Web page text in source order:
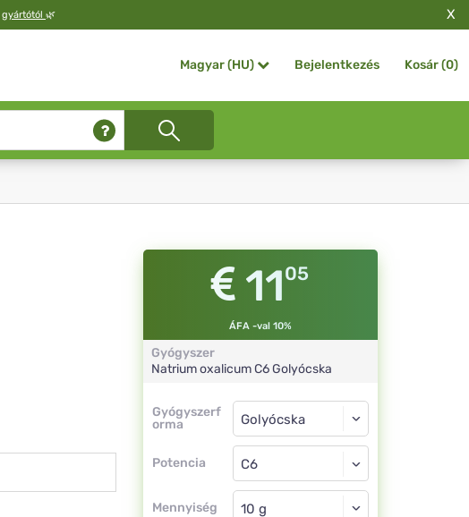
gyártótól 🌿 X
Magyar (HU) Bejelentkezés Kosár (0)
1105
ÁFA -val 10%
Gyógyszer
Natrium oxalicumC6 Golyócska
Gyógyszerf
orma
Gyógyszerforma
Potencia
Golyócska
C6
Mennyiség
Golyócska